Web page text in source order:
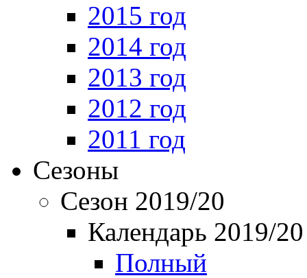
2015 год
2014 год
2013 год
2012 год
2011 год
Сезоны
Сезон 2019/20
Календарь 2019/20
Полный